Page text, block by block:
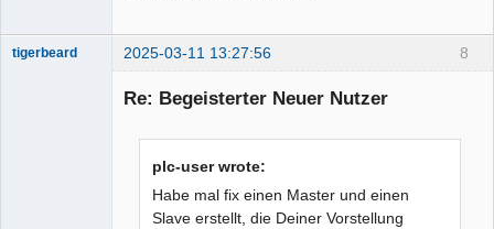
8
tigerbeard 2025-03-11 13:27:56
Re: Begeisterter Neuer Nutzer
plc-user wrote:
Habe mal fix einen Master und einen
Slave erstellt, die Deiner Vorstellung